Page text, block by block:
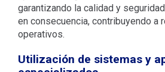
garantizando la calidad y
en consecuencia, contribuyendo a
operativos.
Utilización de sistemas y